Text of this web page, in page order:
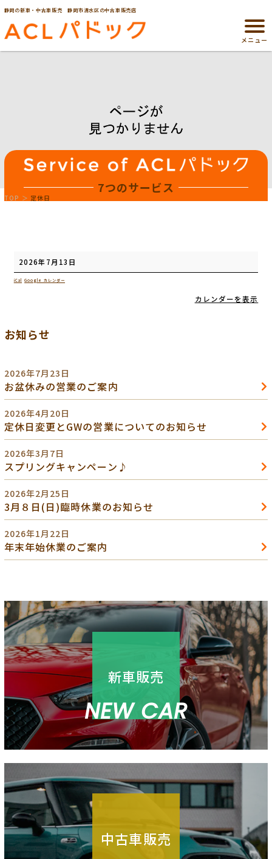
静岡の新車・中古車販売 静岡市清水区の中古車販売店
メニュー
TOP 定休日
7つのサービス
2026年7月13日
iCal Google カレンダー
カレンダーを表示
お知らせ
2026年7月23日
お盆休みの営業のご案内
2026年4月20日
定休日変更とGWの営業についてのお知らせ
2026年3月7日
スプリングキャンペーン♪
2026年2月25日
3月８日(日)臨時休業のお知らせ
2026年1月22日
年末年始休業のご案内
新車販売
NEW CAR
中古車販売